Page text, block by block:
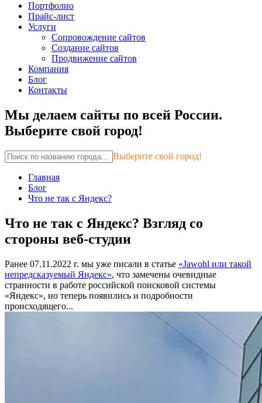
Портфолио
Прайс-лист
Услуги
Сопровождение сайтов
Создание сайтов
Продвижение сайтов
Компания
Блог
Контакты
Мы делаем сайты по всей России.
Выберите свой город!
Выберите свой город!
Главная
Блог
Что не так с Яндекс?
Что не так с Яндекс? Взгляд со
стороны веб-студии
Ранее 07.11.2022 г. мы уже писали в статье «Jawohl или такой
непредсказуемый Яндекс», что замечены очевидные
странности в работе российской поисковой системы
«Яндекс», но теперь появились и подробности
происходящего...